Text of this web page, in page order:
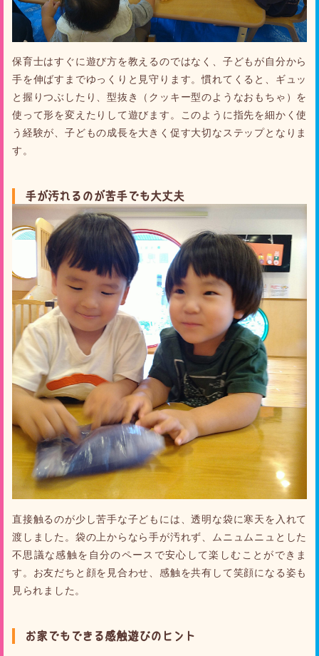
保育士はすぐに遊び方を教えるのではなく、子どもが自分から
手を伸ばすまでゆっくりと見守ります。慣れてくると、ギュッ
と握りつぶしたり、型抜き（クッキー型のようなおもちゃ）を
使って形を変えたりして遊びます。このように指先を細かく使
う経験が、子どもの成長を大きく促す大切なステップとなりま
す。
手が汚れるのが苦手でも大丈夫
直接触るのが少し苦手な子どもには、透明な袋に寒天を入れて
渡しました。袋の上からなら手が汚れず、ムニュムニュとした
不思議な感触を自分のペースで安心して楽しむことができま
す。お友だちと顔を見合わせ、感触を共有して笑顔になる姿も
見られました。
お家でもできる感触遊びのヒント